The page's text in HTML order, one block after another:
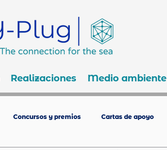
Realizaciones Medio ambiente
Concursos y premios Cartas de apoyo